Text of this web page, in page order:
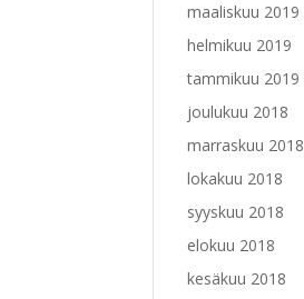
maaliskuu 2019
helmikuu 2019
tammikuu 2019
joulukuu 2018
marraskuu 2018
lokakuu 2018
syyskuu 2018
elokuu 2018
kesäkuu 2018